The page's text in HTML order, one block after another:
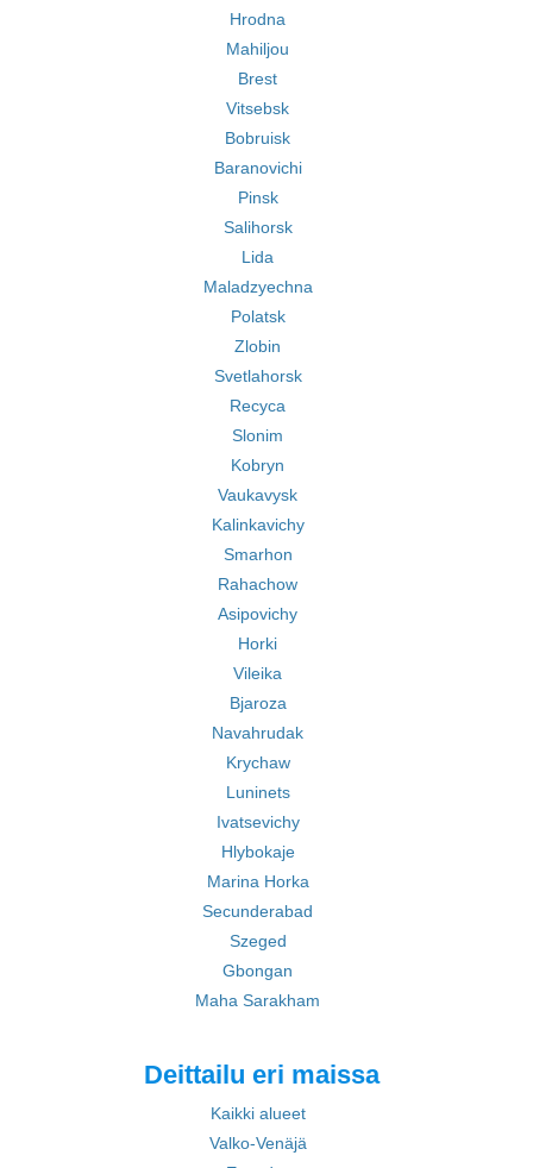
Hrodna
Mahiljou
Brest
Vitsebsk
Bobruisk
Baranovichi
Pinsk
Salihorsk
Lida
Maladzyechna
Polatsk
Zlobin
Svetlahorsk
Recyca
Slonim
Kobryn
Vaukavysk
Kalinkavichy
Smarhon
Rahachow
Asipovichy
Horki
Vileika
Bjaroza
Navahrudak
Krychaw
Luninets
Ivatsevichy
Hlybokaje
Marina Horka
Secunderabad
Szeged
Gbongan
Maha Sarakham
Deittailu eri maissa
Kaikki alueet
Valko-Venäjä